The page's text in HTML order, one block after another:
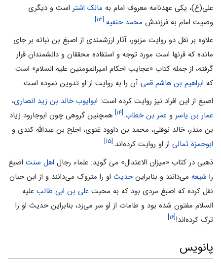
على‌(ع‌)، یکى‌ عهدنامه معروف‌ امام به مالک‌ اشتر است‌ و دیگری‌
وصیت‌ امام‌ به‌ فرزندش‌ محمد حنفیه‌.[۱۳]
علاوه بر نقل دو روایت مزبور، آثار ارزشمندی از اصبغ بن نباته بر جای
مانده که قرنها است مورد توجه و استفاده محققان و دانشمندان قرار
گرفته، از جمله کتاب «عجایب احکام امیرالمومنین علیه السلام» است
که ابراهیم بن هاشم قمی آن را به روایت از او تدوین نموده است.
اصبغ‌ از این‌ افراد نیز روایت‌ کرده‌ است‌: ابوایوب‌ خالد بن‌ زید انصاری‌،
عمار بن‌ یاسر و عمر بن‌ خطاب‌.[۱۴]
همچنین گروهى‌ چون‌ ابوجارود زیاد
بن‌ منذر، خالد نوفلى‌، محمد بن‌ داوود غنوی‌، اجلح‌ بن‌ عبدالله‌ کندی‌ و
ابوحمزة ثمالى‌ از او روایت‌ کرده‌اند.[۱۵]
ذهبى در کتاب «میزان الاعتدال» می گوید: علماء رجال اهل سنت اصبغ
را شیعه مى‌دانند و بنابراینحدیث او را متروک مى‌دانند و از ابن حبان
نقل کرده که اصبغ مردى بود که به محبت على بن ابى طالب علیه
السلام مفتون شده بود و طامات از او سر مى‌زد، بنابراین حدیث او را
ترک کرده‌اند![۱۶]
پانویس